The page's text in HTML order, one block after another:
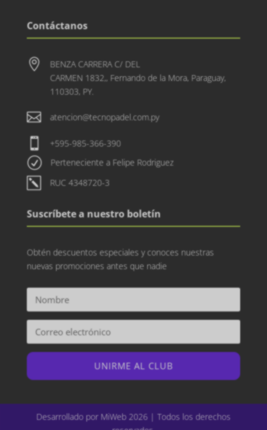
Contáctanos

BENZA CARRERA C/ DEL
CARMEN 1832,, Fernando de la Mora, Paraguay,
110303, PY.
 atencion@tecnopadel.com.py
 +595-985-366-390
R Perteneciente a Felipe Rodriguez
k RUC 4348720-3
Suscríbete a nuestro boletín
Obtén descuentos especiales y conoces nuestras
nuevas promociones antes que nadie
UNIRME AL CLUB
Desarrollado por MiWeb 2026 | Todos los derechos